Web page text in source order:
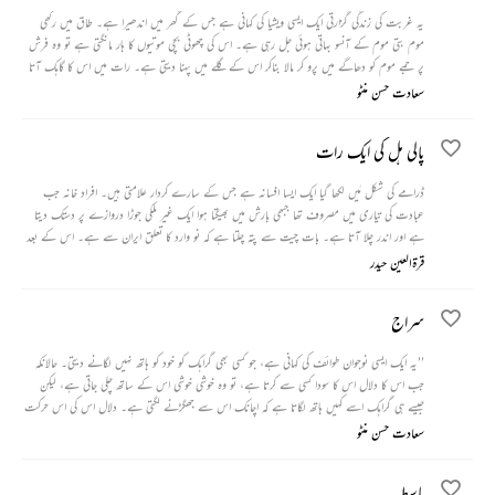
یہ غربت کی زندگی گزارتی ایک ایسی ویشیا کی کہانی ہے جس کے گھر میں اندھیرا ہے۔ طاق میں رکھی
موم بتی موم کے آنسو بہاتی ہوئی جل رہی ہے۔ اس کی چھوٹی بچی موتیوں کا ہار مانگتی ہے تو وہ فرش
پر جمے موم کو دھاگے میں پرو کر مالا بناکر اس کے گلے میں پہنا دیتی ہے۔ رات میں اس کا گاہک آتا
ہے۔ اس سے الگ ہونے پر وہ تھک جاتی ہے، تبھی اسے اپنی بچی کا خیال آتا ہے اور وہ اس کے
سعادت حسن منٹو
پالی ہل کی ایک رات
ڈرامے کی شکل مٰیں لکھا گیا ایک ایسا افسانہ ہے جس کے سارے کردار علامتی ہیں۔ افراد خانہ جب
عبادت کی تیاری میں مصروف تھا جبھی بارش میں بھیگتا ہوا ایک غیر ملکی جوڑا دروازے پر دستک دیتا
ہے اور اندر چلا آتا ہے۔ بات چیت سے پتہ چلتا ہے کہ نو وارد کا تعلق ایران سے ہے۔ اس کے بعد
واقعات کا ایک ایسا سلسلہ شروع ہوتا ہے جو سب کچھ بدل کر رکھ دیتا ہے۔
قرۃالعین حیدر
سراج
’’یہ ایک ایسی نوجوان طوائف کی کہانی ہے، جو کسی بھی گراہک کو خود کو ہاتھ نہیں لگانے دیتی۔ حالانکہ
جب اس کا دلال اس کا سودا کسی سے کرتا ہے، تو وہ خوشی خوشی اس کے ساتھ چلی جاتی ہے، لیکن
جیسے ہی گراہک اسے کہیں ہاتھ لگاتا ہے کہ اچانک اس سے جھگڑنے لگتی ہے۔ دلال اس کی اس حرکت
سے بہت پریشان رہتا ہے، پر وہ اسے خود سے الگ بھی نہیں کر پاتا ہے، کیونکہ وہ اس سے محبت
سعادت حسن منٹو